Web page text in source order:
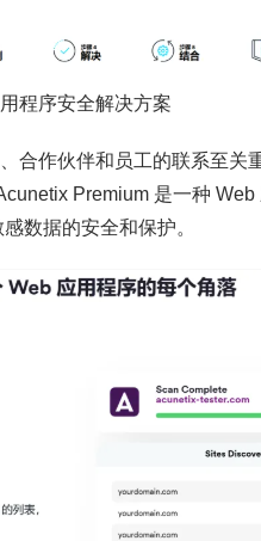
程序安全解决方案
合作伙伴和员工的联系至关
Premium 是一种
数据的安全和保护。